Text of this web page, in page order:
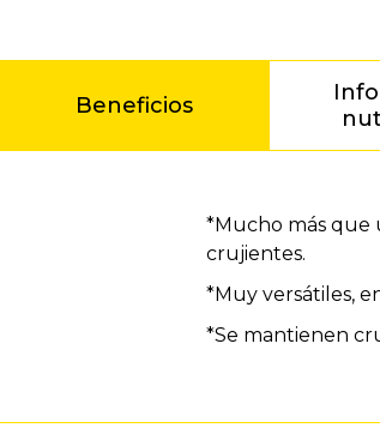
Beneficios
Beneficios*Mucho más que
crujientes.
*Muy versátiles,
*Se mantienen